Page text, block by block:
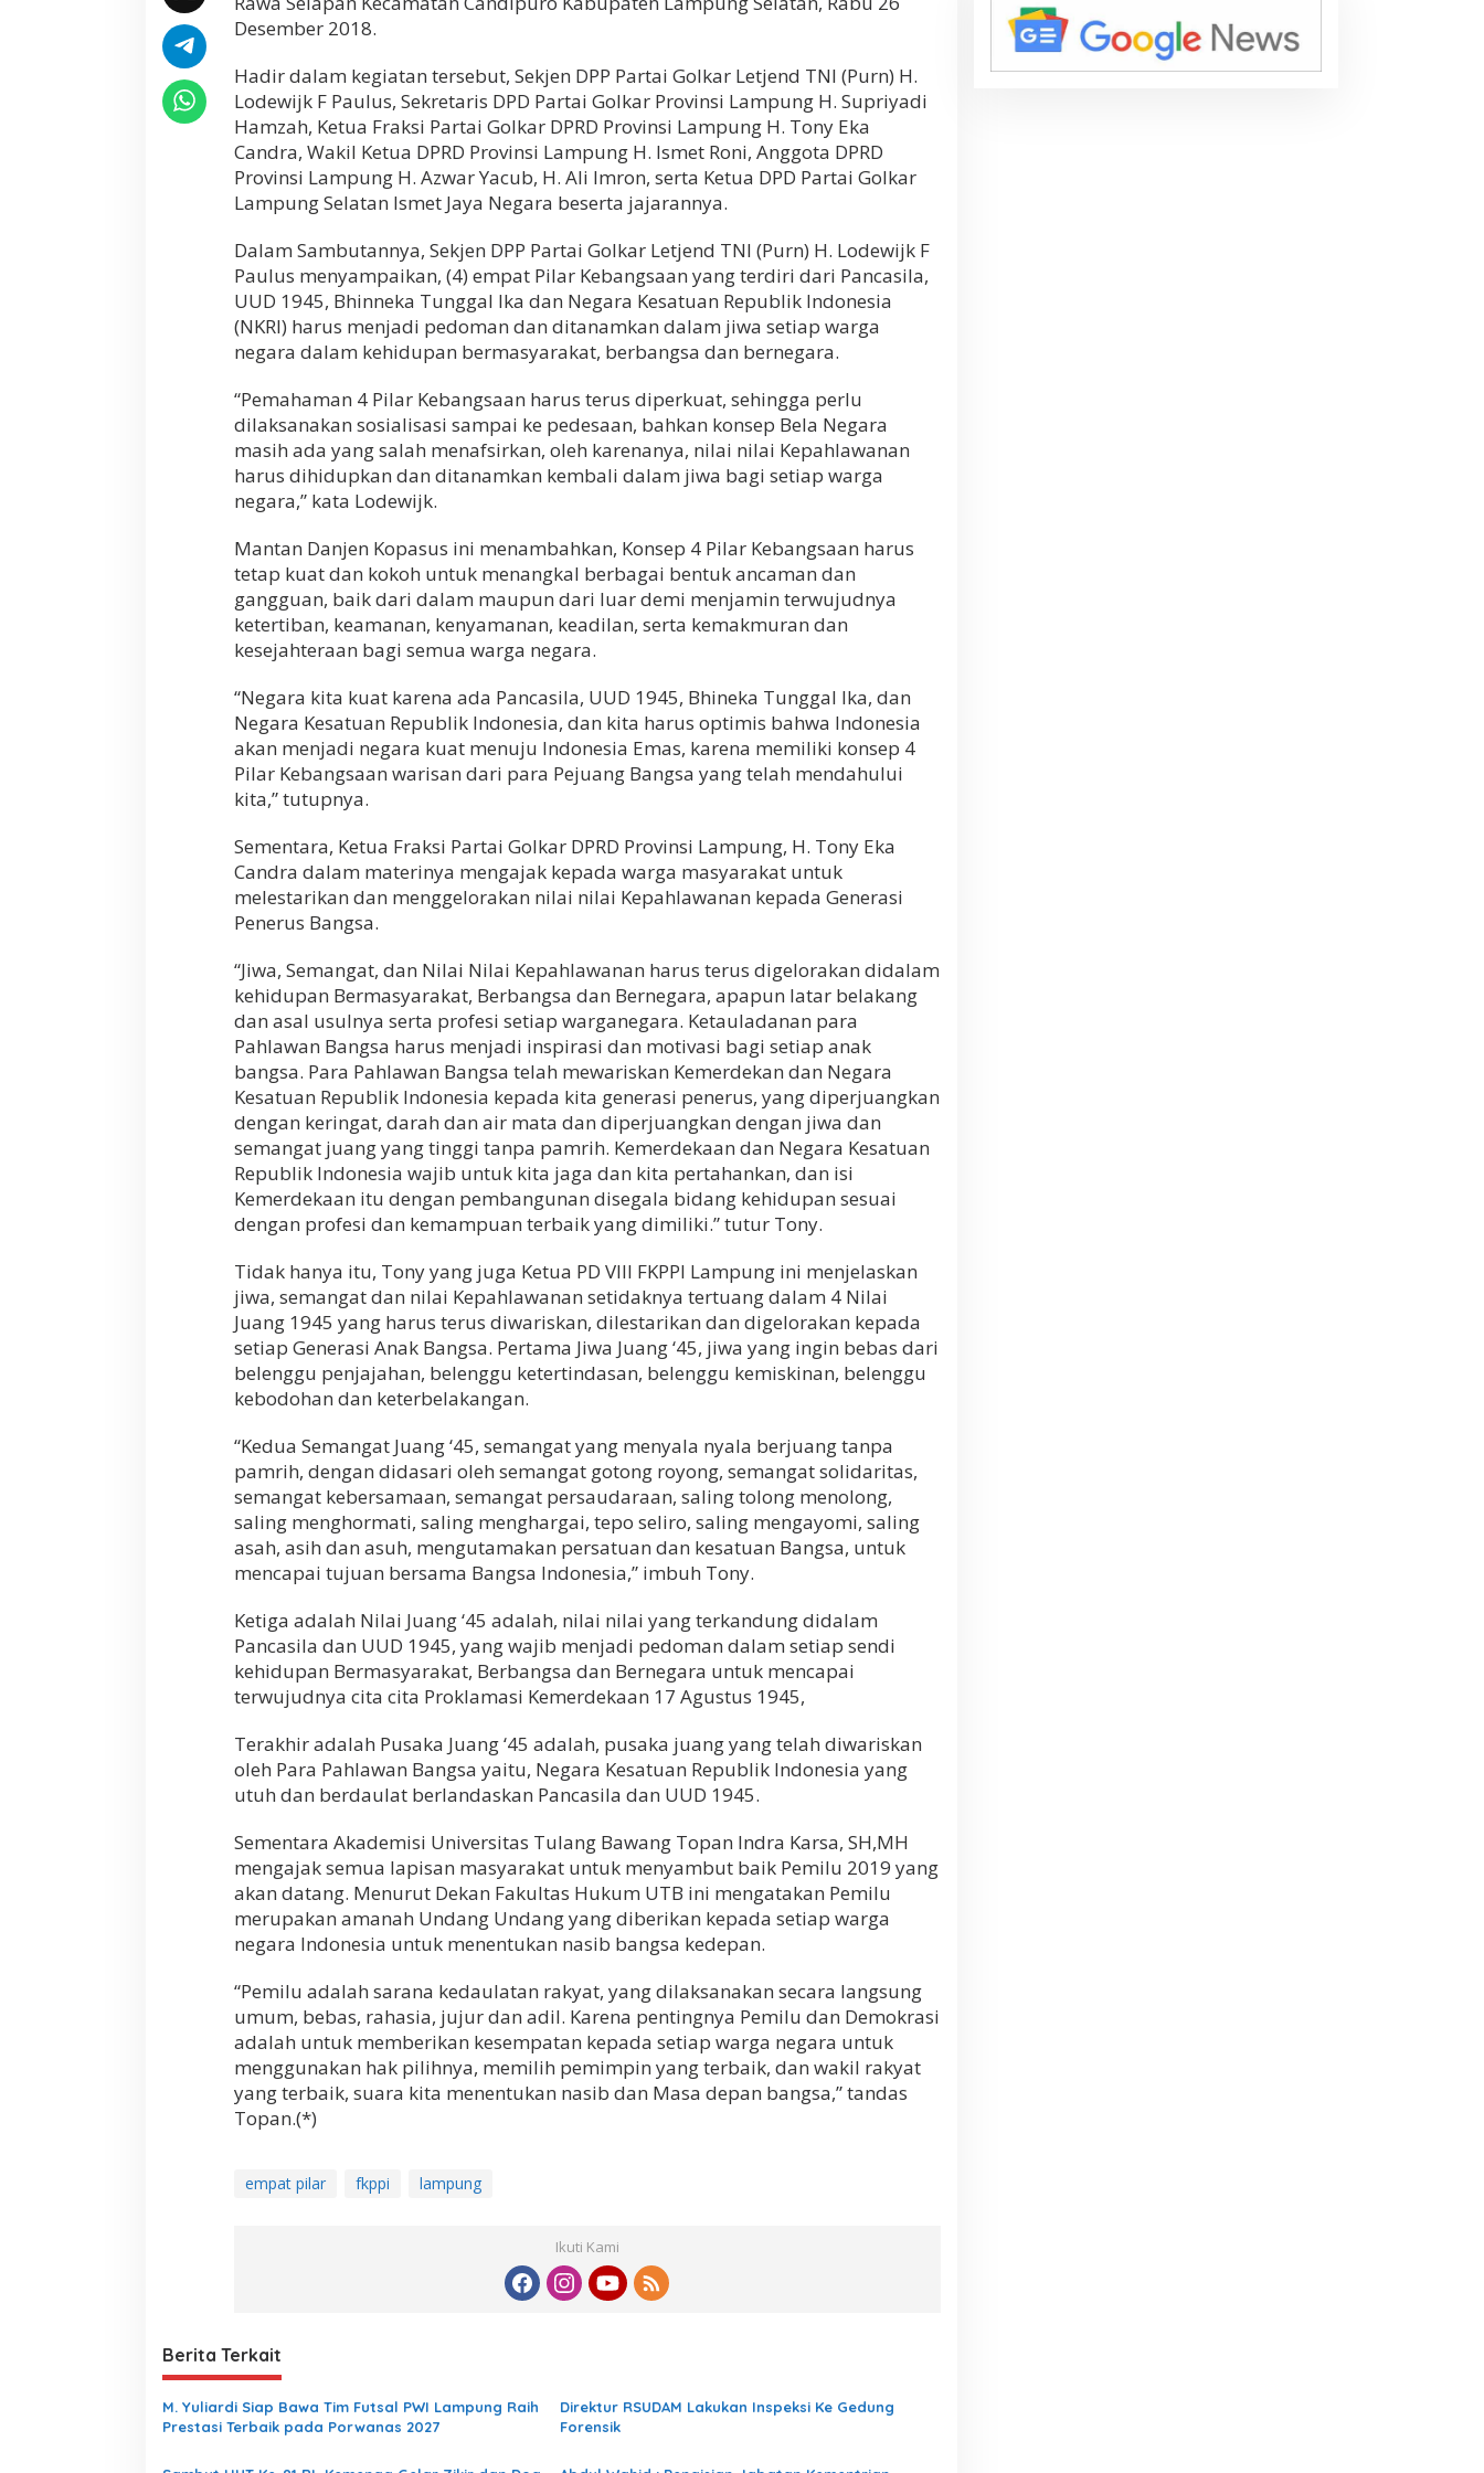
Desember 2018.
Hadir dalam kegiatan tersebut, Sekjen DPP Partai Golkar Letjend TNI (Purn) H.
Lodewijk F Paulus, Sekretaris DPD Partai Golkar Provinsi Lampung H. Supriyadi
Hamzah, Ketua Fraksi Partai Golkar DPRD Provinsi Lampung H. Tony Eka
Candra, Wakil Ketua DPRD Provinsi Lampung H. Ismet Roni, Anggota DPRD
Provinsi Lampung H. Azwar Yacub, H. Ali Imron, serta Ketua DPD Partai Golkar
Lampung Selatan Ismet Jaya Negara beserta jajarannya.
Dalam Sambutannya, Sekjen DPP Partai Golkar Letjend TNI (Purn) H. Lodewijk F
Paulus menyampaikan, (4) empat Pilar Kebangsaan yang terdiri dari Pancasila,
UUD 1945, Bhinneka Tunggal Ika dan Negara Kesatuan Republik Indonesia
(NKRI) harus menjadi pedoman dan ditanamkan dalam jiwa setiap warga
negara dalam kehidupan bermasyarakat, berbangsa dan bernegara.
“Pemahaman 4 Pilar Kebangsaan harus terus diperkuat, sehingga perlu
dilaksanakan sosialisasi sampai ke pedesaan, bahkan konsep Bela Negara
masih ada yang salah menafsirkan, oleh karenanya, nilai nilai Kepahlawanan
harus dihidupkan dan ditanamkan kembali dalam jiwa bagi setiap warga
negara,” kata Lodewijk.
Mantan Danjen Kopasus ini menambahkan, Konsep 4 Pilar Kebangsaan harus
tetap kuat dan kokoh untuk menangkal berbagai bentuk ancaman dan
gangguan, baik dari dalam maupun dari luar demi menjamin terwujudnya
ketertiban, keamanan, kenyamanan, keadilan, serta kemakmuran dan
kesejahteraan bagi semua warga negara.
“Negara kita kuat karena ada Pancasila, UUD 1945, Bhineka Tunggal Ika, dan
Negara Kesatuan Republik Indonesia, dan kita harus optimis bahwa Indonesia
akan menjadi negara kuat menuju Indonesia Emas, karena memiliki konsep 4
Pilar Kebangsaan warisan dari para Pejuang Bangsa yang telah mendahului
kita,” tutupnya.
Sementara, Ketua Fraksi Partai Golkar DPRD Provinsi Lampung, H. Tony Eka
Candra dalam materinya mengajak kepada warga masyarakat untuk
melestarikan dan menggelorakan nilai nilai Kepahlawanan kepada Generasi
Penerus Bangsa.
“Jiwa, Semangat, dan Nilai Nilai Kepahlawanan harus terus digelorakan didalam
kehidupan Bermasyarakat, Berbangsa dan Bernegara, apapun latar belakang
dan asal usulnya serta profesi setiap warganegara. Ketauladanan para
Pahlawan Bangsa harus menjadi inspirasi dan motivasi bagi setiap anak
bangsa. Para Pahlawan Bangsa telah mewariskan Kemerdekan dan Negara
Kesatuan Republik Indonesia kepada kita generasi penerus, yang diperjuangkan
dengan keringat, darah dan air mata dan diperjuangkan dengan jiwa dan
semangat juang yang tinggi tanpa pamrih. Kemerdekaan dan Negara Kesatuan
Republik Indonesia wajib untuk kita jaga dan kita pertahankan, dan isi
Kemerdekaan itu dengan pembangunan disegala bidang kehidupan sesuai
dengan profesi dan kemampuan terbaik yang dimiliki.” tutur Tony.
Tidak hanya itu, Tony yang juga Ketua PD VIII FKPPI Lampung ini menjelaskan
jiwa, semangat dan nilai Kepahlawanan setidaknya tertuang dalam 4 Nilai
Juang 1945 yang harus terus diwariskan, dilestarikan dan digelorakan kepada
setiap Generasi Anak Bangsa. Pertama Jiwa Juang ‘45, jiwa yang ingin bebas dari
belenggu penjajahan, belenggu ketertindasan, belenggu kemiskinan, belenggu
kebodohan dan keterbelakangan.
“Kedua Semangat Juang ‘45, semangat yang menyala nyala berjuang tanpa
pamrih, dengan didasari oleh semangat gotong royong, semangat solidaritas,
semangat kebersamaan, semangat persaudaraan, saling tolong menolong,
saling menghormati, saling menghargai, tepo seliro, saling mengayomi, saling
asah, asih dan asuh, mengutamakan persatuan dan kesatuan Bangsa, untuk
mencapai tujuan bersama Bangsa Indonesia,” imbuh Tony.
Ketiga adalah Nilai Juang ‘45 adalah, nilai nilai yang terkandung didalam
Pancasila dan UUD 1945, yang wajib menjadi pedoman dalam setiap sendi
kehidupan Bermasyarakat, Berbangsa dan Bernegara untuk mencapai
terwujudnya cita cita Proklamasi Kemerdekaan 17 Agustus 1945,
Terakhir adalah Pusaka Juang ‘45 adalah, pusaka juang yang telah diwariskan
oleh Para Pahlawan Bangsa yaitu, Negara Kesatuan Republik Indonesia yang
utuh dan berdaulat berlandaskan Pancasila dan UUD 1945.
Sementara Akademisi Universitas Tulang Bawang Topan Indra Karsa, SH,MH
mengajak semua lapisan masyarakat untuk menyambut baik Pemilu 2019 yang
akan datang. Menurut Dekan Fakultas Hukum UTB ini mengatakan Pemilu
merupakan amanah Undang Undang yang diberikan kepada setiap warga
negara Indonesia untuk menentukan nasib bangsa kedepan.
“Pemilu adalah sarana kedaulatan rakyat, yang dilaksanakan secara langsung
umum, bebas, rahasia, jujur dan adil. Karena pentingnya Pemilu dan Demokrasi
adalah untuk memberikan kesempatan kepada setiap warga negara untuk
menggunakan hak pilihnya, memilih pemimpin yang terbaik, dan wakil rakyat
yang terbaik, suara kita menentukan nasib dan Masa depan bangsa,” tandas
Topan.(*)
empat pilar fkppi lampung
Ikuti Kami
Berita Terkait
M. Yuliardi Siap Bawa Tim Futsal PWI Lampung Raih
Prestasi Terbaik pada Porwanas 2027
Direktur RSUDAM Lakukan Inspeksi Ke Gedung
Forensik